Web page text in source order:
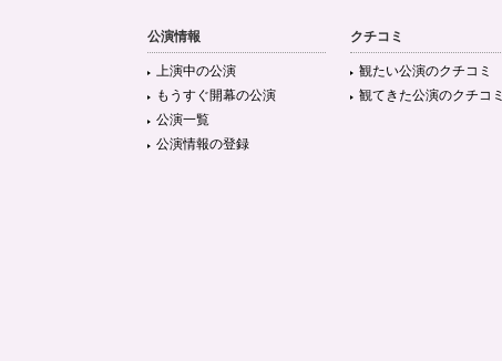
公演情報
上演中の公演
もうすぐ開幕の公演
公演一覧
公演情報の登録
クチコミ
観たい公演のクチコミ
観てきた公演のクチコミ